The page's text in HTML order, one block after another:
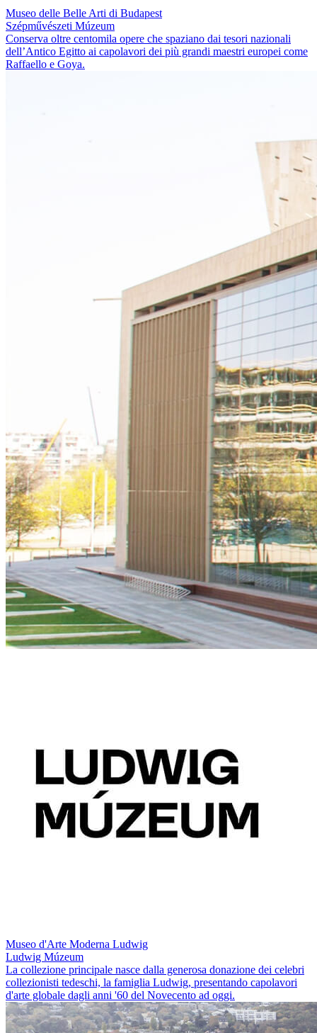
Museo delle Belle Arti di Budapest
Szépművészeti Múzeum
Conserva oltre centomila opere che spaziano dai tesori nazionali
dell’Antico Egitto ai capolavori dei più grandi maestri europei come
Raffaello e Goya.
Museo d'Arte Moderna Ludwig
Ludwig Múzeum
La collezione principale nasce dalla generosa donazione dei celebri
collezionisti tedeschi, la famiglia Ludwig, presentando capolavori
d'arte globale dagli anni '60 del Novecento ad oggi.